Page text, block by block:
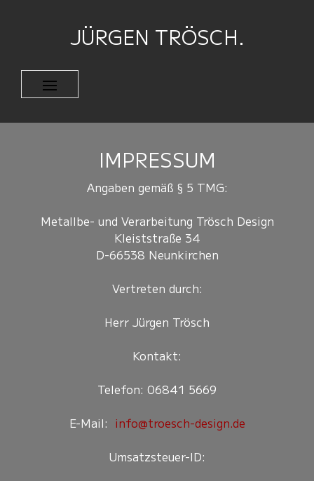
JÜRGEN TRÖSCH.
IMPRESSUM
Angaben gemäß § 5 TMG:
Metallbe- und Verarbeitung Trösch Design
Kleiststraße 34
D-66538 Neunkirchen
Vertreten durch:
Herr Jürgen Trösch
Kontakt:
Telefon: 06841 5669
E-Mail: info@troesch-design.de
Umsatzsteuer-ID: